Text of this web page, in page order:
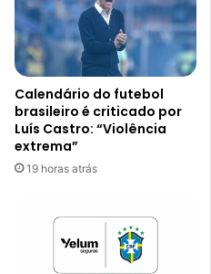
Calendário do futebol
brasileiro é criticado por
Luís Castro: “Violência
extrema”
19 horas atrás